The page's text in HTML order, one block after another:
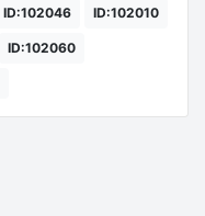
ID:102046 ID:102010
ID:102060